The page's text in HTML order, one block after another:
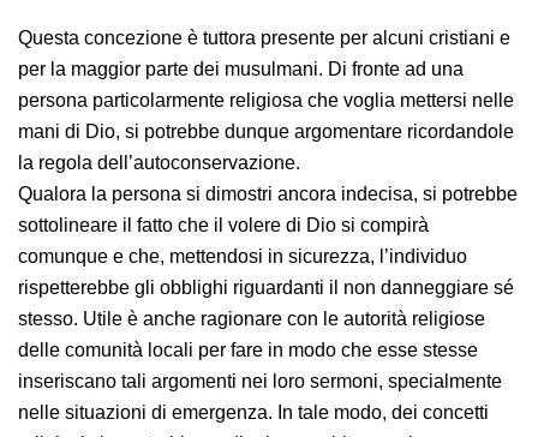
Questa concezione è tuttora presente per alcuni
cristiani e per la maggior parte dei musulmani. Di
fronte ad una persona particolarmente religiosa che
voglia mettersi nelle mani di Dio, si potrebbe dunque
argomentare ricordandole la regola
dell’autoconservazione.
Qualora la persona si dimostri ancora indecisa, si
potrebbe sottolineare il fatto che il volere di Dio si
compirà comunque e che, mettendosi in sicurezza,
l’individuo rispetterebbe gli obblighi riguardanti il non
danneggiare sé stesso. Utile è anche ragionare con le
autorità religiose delle comunità locali per fare in